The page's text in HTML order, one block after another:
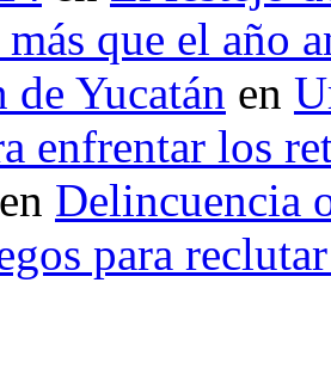
que el año
Yucatán en
enfrentar los
en Delincuencia
para